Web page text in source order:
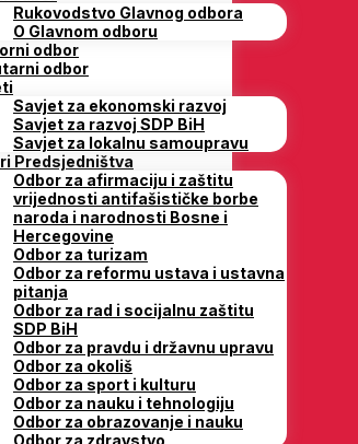
Rukovodstvo Glavnog odbora
O Glavnom odboru
odbor
odbor
Savjet za ekonomski razvoj
Savjet za razvoj SDP BiH
Savjet za lokalnu samoupravu
Predsjedništva
Odbor za afirmaciju i zaštitu
vrijednosti antifašističke borbe
naroda i narodnosti Bosne i
Hercegovine
Odbor za turizam
Odbor za reformu ustava i ustavna
pitanja
Odbor za rad i socijalnu zaštitu
SDP BiH
Odbor za pravdu i državnu upravu
Odbor za okoliš
Odbor za sport i kulturu
Odbor za nauku i tehnologiju
Odbor za obrazovanje i nauku
Odbor za zdravstvo